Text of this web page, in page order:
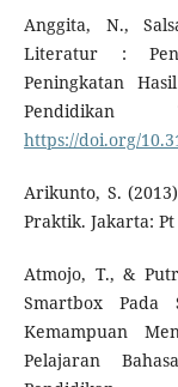
Anggita, N.,
Literatur :
Peningkatan
Pendidikan
https://doi.org/
Arikunto, S.
Praktik. Jakarta:
Atmojo, T., &
Smartbox Pada
Kemampuan
Pelajaran